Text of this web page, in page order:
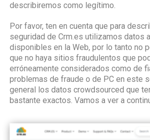
describiremos como legítimo.
Por favor, ten en cuenta que para
seguridad de Crm.es utilizamos datos
disponibles en la Web, por lo tanto no
que no haya sitios fraudulentos que
erróneamente considerados como de
problemas de fraude o de PC en este
general los datos crowdsourced que
bastante exactos. Vamos a ver a